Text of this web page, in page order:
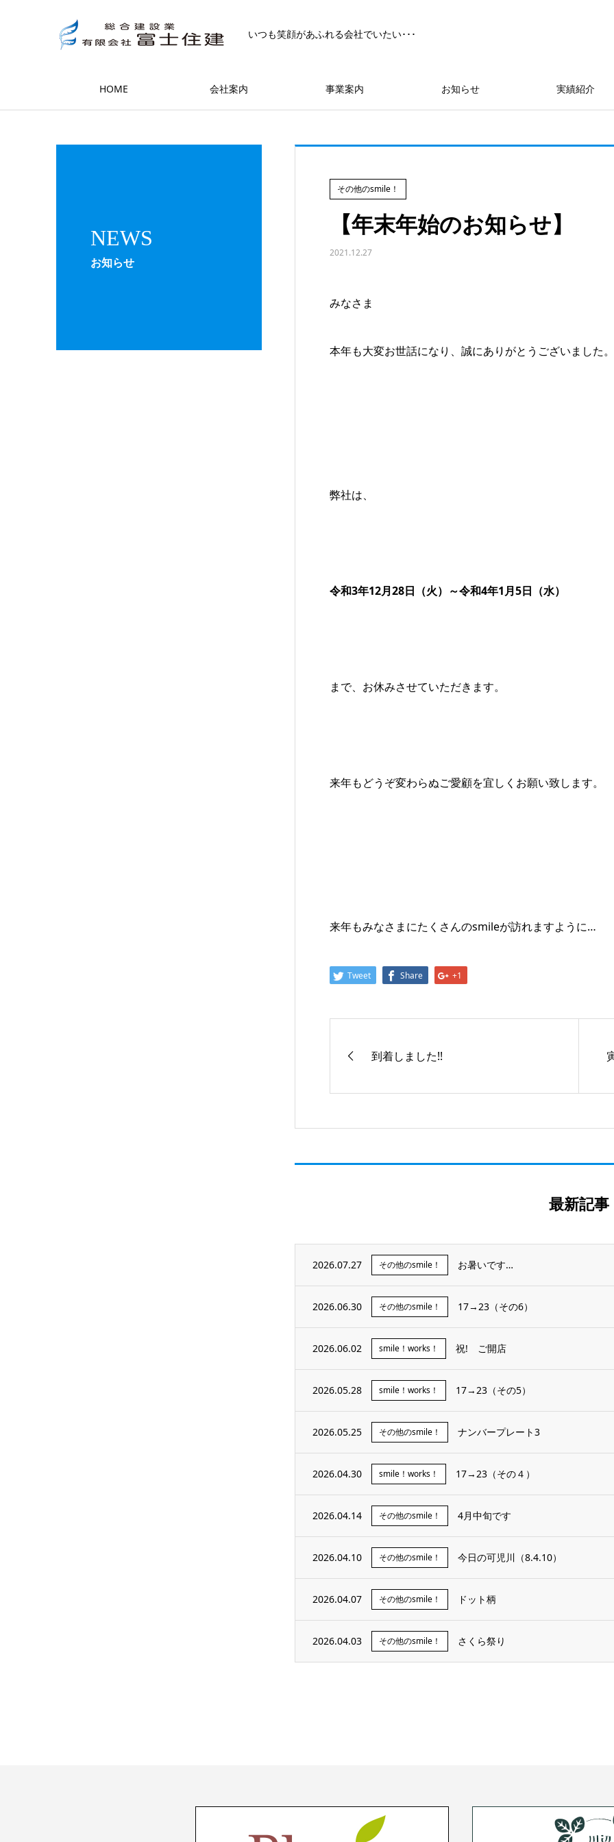
いつも笑顔があふれる会社でいたい･･･
HOME 会社案内 事業案内 お知らせ 実績紹介
NEWS
お知らせ
その他のsmile！
【年末年始のお知らせ】
2021.12.27
みなさま
本年も大変お世話になり、誠にありがとうございました。
弊社は、
令和3年12月28日（火）～令和4年1月5日（水）
まで、お休みさせていただきます。
来年もどうぞ変わらぬご愛顧を宜しくお願い致します。
来年もみなさまにたくさんのsmileが訪れますように…
Tweet Share +1
到着しました!!
最新記事
2026.07.27 その他のsmile！ お暑いです…
2026.06.30 その他のsmile！ 17→23（その6）
2026.06.02 smile！works！ 祝! ご開店
2026.05.28 smile！works！ 17→23（その5）
2026.05.25 その他のsmile！ ナンバープレート3
2026.04.30 smile！works！ 17→23（その４）
2026.04.14 その他のsmile！ 4月中旬です
2026.04.10 その他のsmile！ 今日の可児川（8.4.10）
2026.04.07 その他のsmile！ ドット柄
2026.04.03 その他のsmile！ さくら祭り